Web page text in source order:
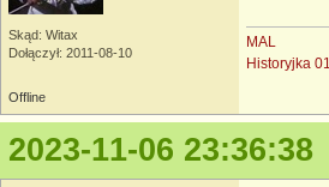
Skąd: Witax
Dołączył: 2011-08-10
MAL
Historyjka 01
Offline
2023-11-06 23:36:38